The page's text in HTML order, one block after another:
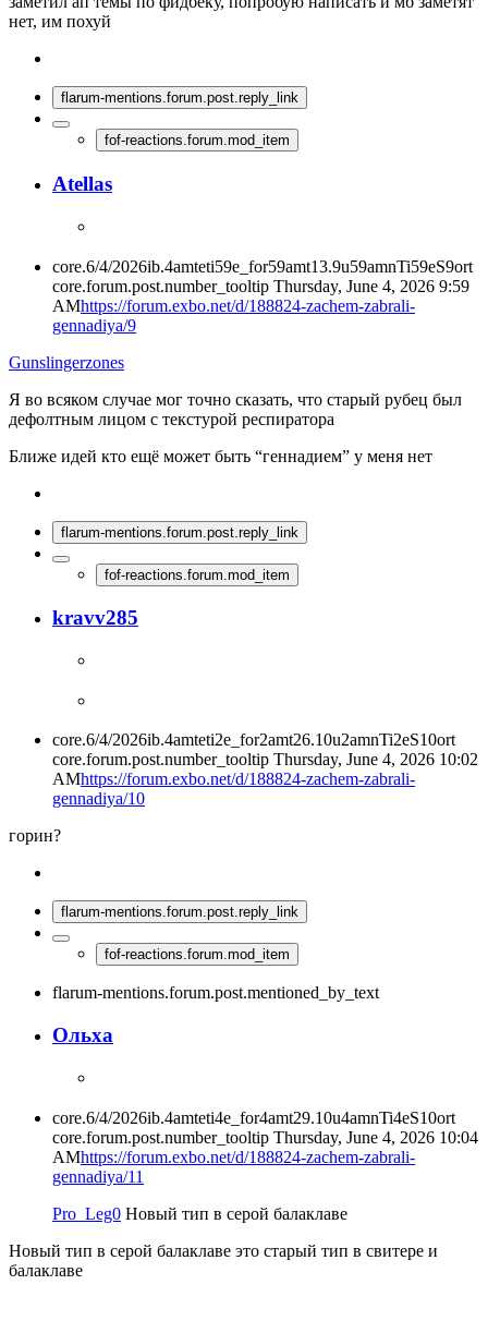
нет, им похуй
flarum-mentions.forum.post.reply_link
fof-reactions.forum.mod_item
Atellas
core.6/4/2026ib.4amteti59e_for59amt13.9u59amnTi59eS9ort
core.forum.post.number_tooltip Thursday, June 4, 2026 9:59
AMhttps://forum.exbo.net/d/188824-zachem-zabrali-
gennadiya/9
Gunslingerzones
Я во всяком случае мог точно сказать, что старый рубец был
дефолтным лицом с текстурой респиратора
Ближе идей кто ещё может быть “геннадием” у меня нет
flarum-mentions.forum.post.reply_link
fof-reactions.forum.mod_item
kravv285
core.6/4/2026ib.4amteti2e_for2amt26.10u2amnTi2eS10ort
core.forum.post.number_tooltip Thursday, June 4, 2026 10:02
AMhttps://forum.exbo.net/d/188824-zachem-zabrali-
gennadiya/10
горин?
flarum-mentions.forum.post.reply_link
fof-reactions.forum.mod_item
flarum-mentions.forum.post.mentioned_by_text
Ольха
core.6/4/2026ib.4amteti4e_for4amt29.10u4amnTi4eS10ort
core.forum.post.number_tooltip Thursday, June 4, 2026 10:04
AMhttps://forum.exbo.net/d/188824-zachem-zabrali-
gennadiya/11
Pro_Leg0 Новый тип в серой балаклаве
Новый тип в серой балаклаве это старый тип в свитере и
балаклаве